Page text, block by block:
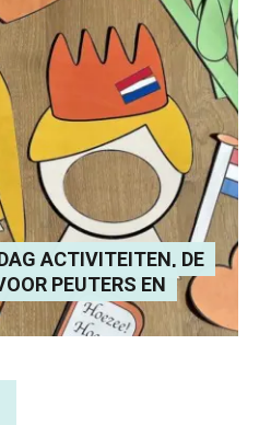
ACTIVITEITEN, DE
PEUTERS EN